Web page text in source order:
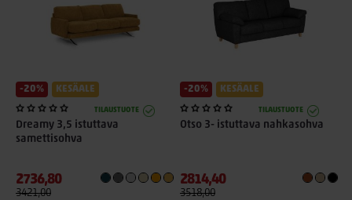
-20% KESÄALE
TILAUSTUOTE
Dreamy 3,5 istuttava
samettisohva
2736,80
3421,00
-20% KESÄALE
TILAUSTUOTE
Otso 3- istuttava nahkasohva
2814,40
3518,00